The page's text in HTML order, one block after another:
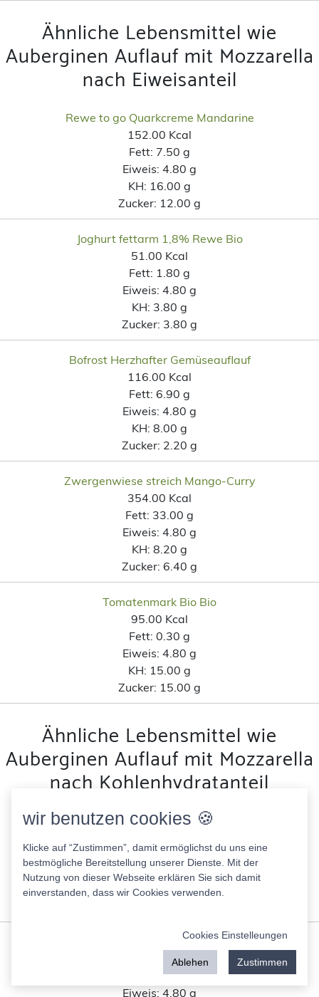
Ähnliche Lebensmittel wie
Auberginen Auflauf mit Mozzarella
nach Eiweisanteil
Rewe to go Quarkcreme Mandarine
152.00 Kcal
Fett: 7.50 g
Eiweis: 4.80 g
KH: 16.00 g
Zucker: 12.00 g
Joghurt fettarm 1,8% Rewe Bio
51.00 Kcal
Fett: 1.80 g
Eiweis: 4.80 g
KH: 3.80 g
Zucker: 3.80 g
Bofrost Herzhafter Gemüseauflauf
116.00 Kcal
Fett: 6.90 g
Eiweis: 4.80 g
KH: 8.00 g
Zucker: 2.20 g
Zwergenwiese streich Mango-Curry
354.00 Kcal
Fett: 33.00 g
Eiweis: 4.80 g
KH: 8.20 g
Zucker: 6.40 g
Tomatenmark Bio Bio
95.00 Kcal
Fett: 0.30 g
Eiweis: 4.80 g
KH: 15.00 g
Zucker: 15.00 g
Ähnliche Lebensmittel wie
Auberginen Auflauf mit Mozzarella
nach Kohlenhydratanteil
Rewe to go Quarkcreme Mandarine
Fett:7.50 g
Eiweis:
4.80 g
KH:16.00 g
Joghurt fettarm 1,8% Rewe Bio
51.00 Kcal
1.80 g
Eiweis: 4.80 g
wir benutzen cookies 🍪
Klicke auf “Zustimmen”, damit ermöglichst du uns eine
bestmögliche Bereitstellung unserer Dienste. Mit der
Nutzung von dieser Webseite erklären Sie sich damit
einverstanden, dass wir Cookies verwenden.
Cookies Einstelleungen
Ablehen Zustimmen